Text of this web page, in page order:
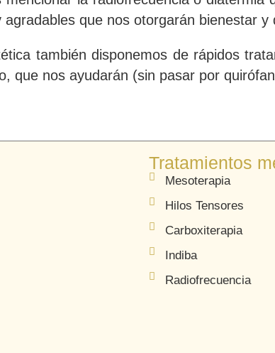
que nos otorgarán bienestar
también disponemos de rápidos
que nos ayudarán (sin pasar por
Tratamientos
Mesoterapia
Hilos Tensores
Carboxiterapia
Indiba
Radiofrecuencia